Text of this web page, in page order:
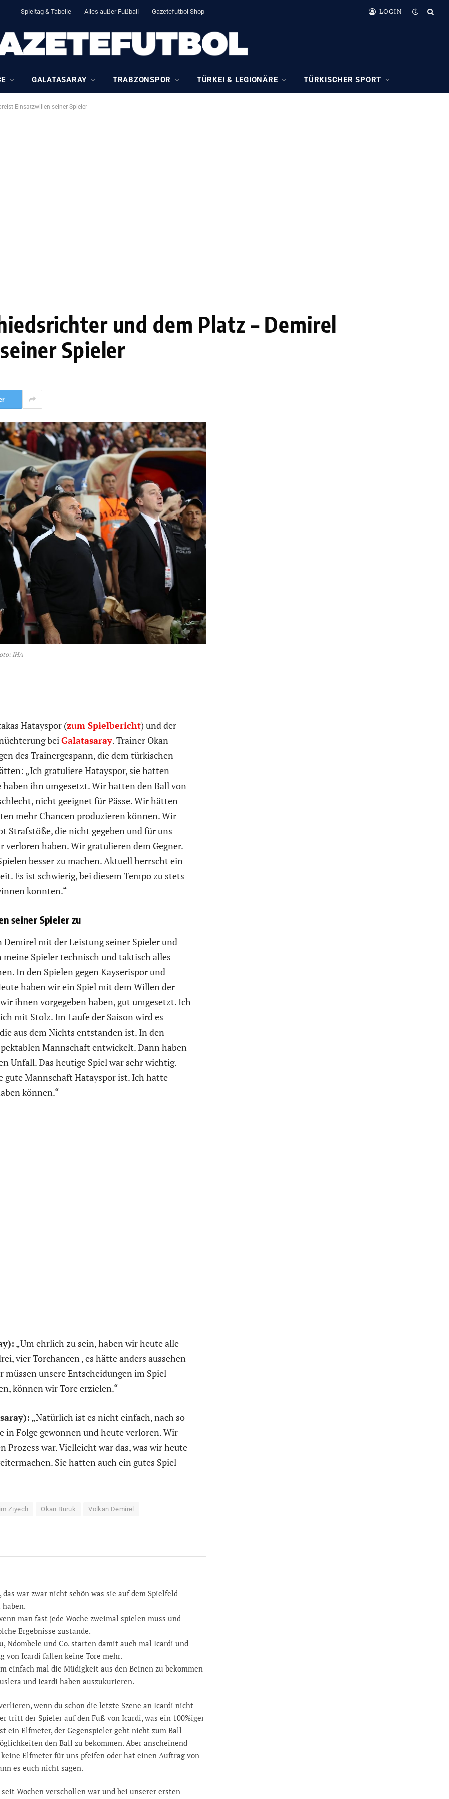
Spieltag & Tabelle Alles außer Fußball Gazetefutbol Shop LOGIN
GALATASARAY TRABZONSPOR TÜRKEI & LEGIONÄRE TÜRKISCHER SPORT
Einsatzwillen seiner Spieler
und dem Platz – Demirel
Spieler
IHA
Hatayspor (zum Spielbericht) und der
bei Galatasaray. Trainer Okan
des Trainergespann, die dem türkischen
„Ich gratuliere Hatayspor, sie hatten
ihn umgesetzt. Wir hatten den Ball von
nicht geeignet für Pässe. Wir hätten
mehr Chancen produzieren können. Wir
Strafstöße, die nicht gegeben und für uns
verloren haben. Wir gratulieren dem Gegner.
besser zu machen. Aktuell herrscht ein
Es ist schwierig, bei diesem Tempo zu stets
konnten.“
seiner Spieler zu
Demirel mit der Leistung seiner Spieler und
Spieler technisch und taktisch alles
In den Spielen gegen Kayserispor und
haben wir ein Spiel mit dem Willen der
ihnen vorgegeben haben, gut umgesetzt. Ich
mit Stolz. Im Laufe der Saison wird es
aus dem Nichts entstanden ist. In den
Mannschaft entwickelt. Dann haben
Unfall. Das heutige Spiel war sehr wichtig.
gute Mannschaft Hatayspor ist. Ich hatte
können.“
„Um ehrlich zu sein, haben wir heute alle
vier Torchancen , es hätte anders aussehen
unsere Entscheidungen im Spiel
können wir Tore erzielen.“
„Natürlich ist es nicht einfach, nach so
in Folge gewonnen und heute verloren. Wir
Prozess war. Vielleicht war das, was wir heute
Sie hatten auch ein gutes Spiel
Ziyech Okan Buruk Volkan Demirel
war zwar nicht schön was sie auf dem Spielfeld
man fast jede Woche zweimal spielen muss und
Ergebnisse zustande.
Ndombele und Co. starten damit auch mal Icardi und
von Icardi fallen keine Tore mehr.
einfach mal die Müdigkeit aus den Beinen zu bekommen
und Icardi haben auszukurieren.
wenn du schon die letzte Szene an Icardi nicht
tritt der Spieler auf den Fuß von Icardi, was ein 100%iger
ein Elfmeter, der Gegenspieler geht nicht zum Ball
den Ball zu bekommen. Aber anscheinend
Elfmeter für uns pfeifen oder hat einen Auftrag von
es euch nicht sagen.
Wochen verschollen war und bei unserer ersten